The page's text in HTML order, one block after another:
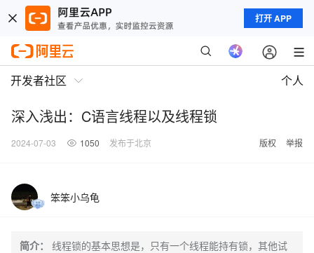
打开 APP
开发者社区 个人
深入浅出：C语言线程以及线程锁
2024-07-03 1050 发布于北京 版权 举报
笨笨小乌龟
简介：
线程锁的基本思想是，只有一个线程能持有锁，其他试